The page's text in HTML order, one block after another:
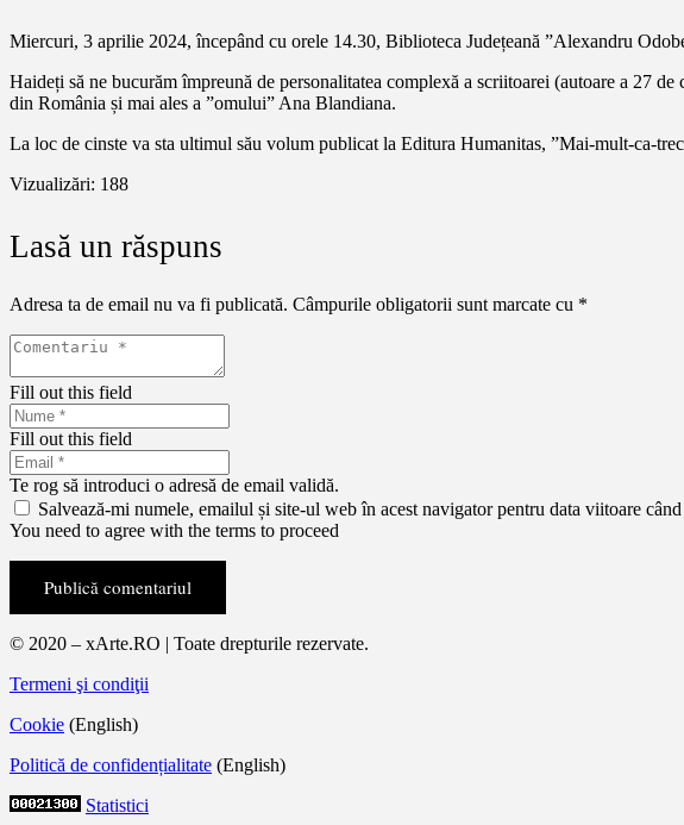
Miercuri, 3 aprilie 2024, începând cu orele 14.30, Biblioteca Județeană ”Alexandru
Haideți să ne bucurăm împreună de personalitatea complexă a scriitoarei (autoare a 27
din România și mai ales a ”omului” Ana Blandiana.
La loc de cinste va sta ultimul său volum publicat la Editura Humanitas, ”Mai-mult-ca-
Vizualizări: 188
Lasă un răspuns
Adresa ta de email nu va fi publicată. Câmpurile obligatorii sunt marcate cu *
Fill out this field
Fill out this field
Te rog să introduci o adresă de email validă.
Salvează-mi numele, emailul și site-ul web în acest navigator pentru data viitoare când
You need to agree with the terms to proceed
Publică comentariul
© 2020 – xArte.RO | Toate drepturile rezervate.
Termeni şi condiţii
Cookie (English)
Politică de confidențialitate (English)
Statistici